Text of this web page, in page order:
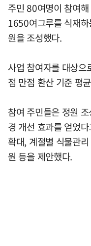
주민 80여명이 참여
1650여그루를 식재
원을 조성했다.
사업 참여자를 대상
점 만점 환산 기준 평
참여 주민들은 정원
경 개선 효과를 얻었
확대, 계절별 식물관
원 등을 제안했다.